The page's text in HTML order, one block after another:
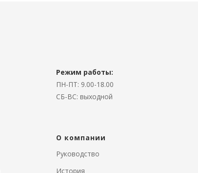
О компании
Режим работы:
ПН-ПТ: 9.00-18.00
СБ-ВС: выходной
Руководство
История